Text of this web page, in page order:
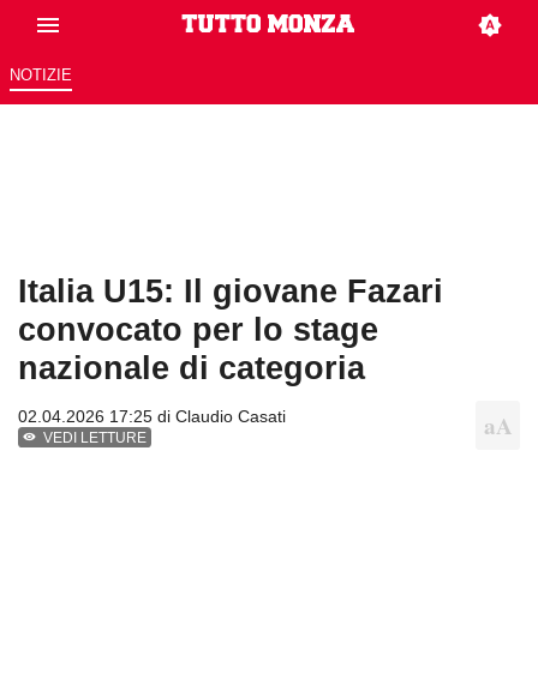
NOTIZIE
Italia U15: Il giovane Fazari
convocato per lo stage
nazionale di categoria
02.04.2026 17:25 di Claudio Casati
VEDI LETTURE